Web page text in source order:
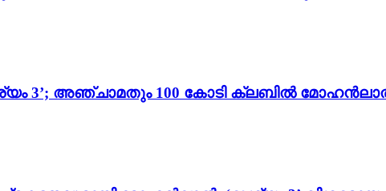
3’; അഞ്ചാമതും 100 കോടി ക്ലബിൽ